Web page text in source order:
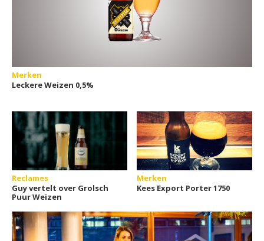
Merken
Leckere Weizen 0,5%
Reclames
Guy vertelt over Grolsch
Puur Weizen
Merken
Kees Export Porter 1750